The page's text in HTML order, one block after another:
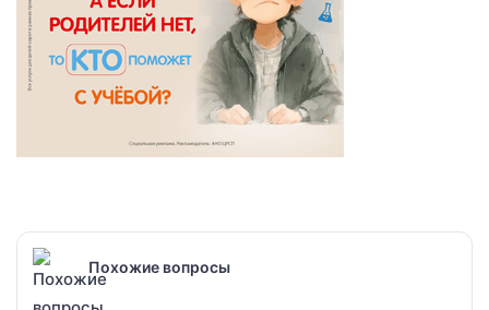
Похожие вопросы